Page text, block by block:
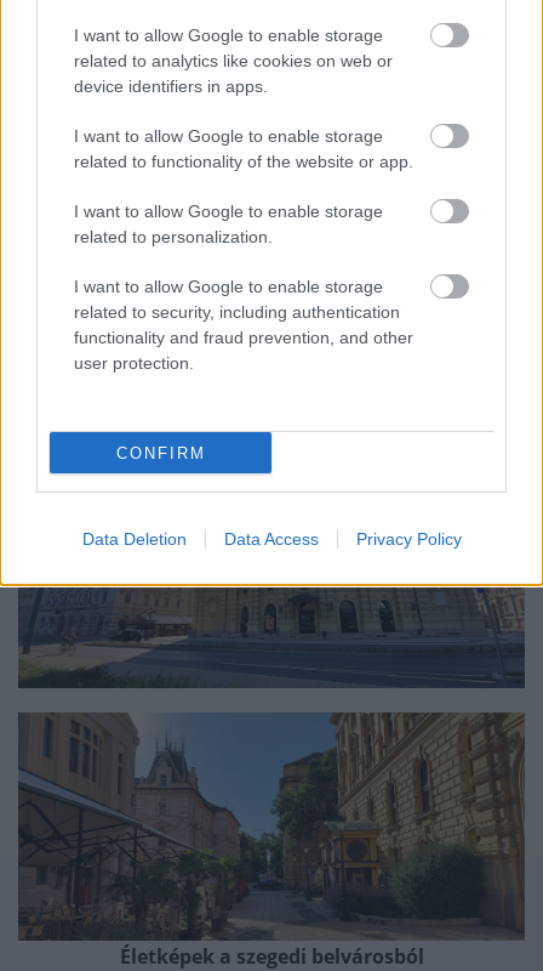
I want to allow Google to enable storage
related to analytics like cookies on web or
device identifiers in apps.
I want to allow Google to enable storage
related to functionality of the website or app.
I want to allow Google to enable storage
related to personalization.
I want to allow Google to enable storage
related to security, including authentication
functionality and fraud prevention, and other
user protection.
CONFIRM
Data Deletion Data Access Privacy Policy
körutak, a sugárutak és a XIX. századi paloták
nagy száma miatt itthon a vidéki települések
között talán Szeged tűnik a leginkább
nagyvárosiasnak.
Életképek a szegedi belvárosból